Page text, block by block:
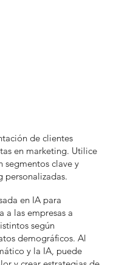
de clientes
en marketing. Utilice
segmentos clave y
personalizadas.
en IA para
a las empresas a
según
demográficos. Al
y la IA, puede